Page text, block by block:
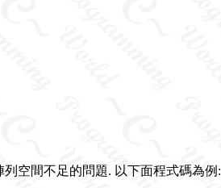
空間不足的問題. 以下面程式碼為例: